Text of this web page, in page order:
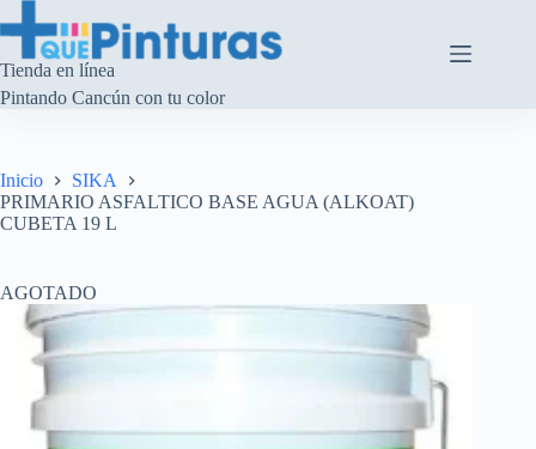
al
contenido
Tienda en línea
Pintando Cancún con tu color
Inicio
SIKA
PRIMARIO ASFALTICO BASE AGUA (ALKOAT)
CUBETA 19 L
AGOTADO